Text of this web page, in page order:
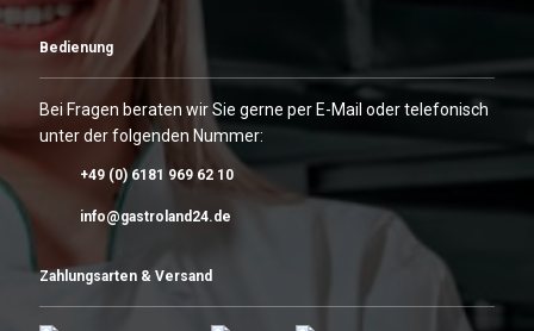
Bedienung
Bei Fragen beraten wir Sie gerne per E-Mail oder telefonisch
unter der folgenden Nummer:
+49 (0) 6181 969 62 10
info@gastroland24.de
Zahlungsarten & Versand